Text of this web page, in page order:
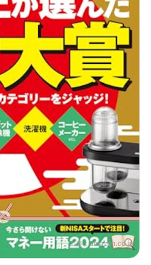
出典：amazon.co.jp